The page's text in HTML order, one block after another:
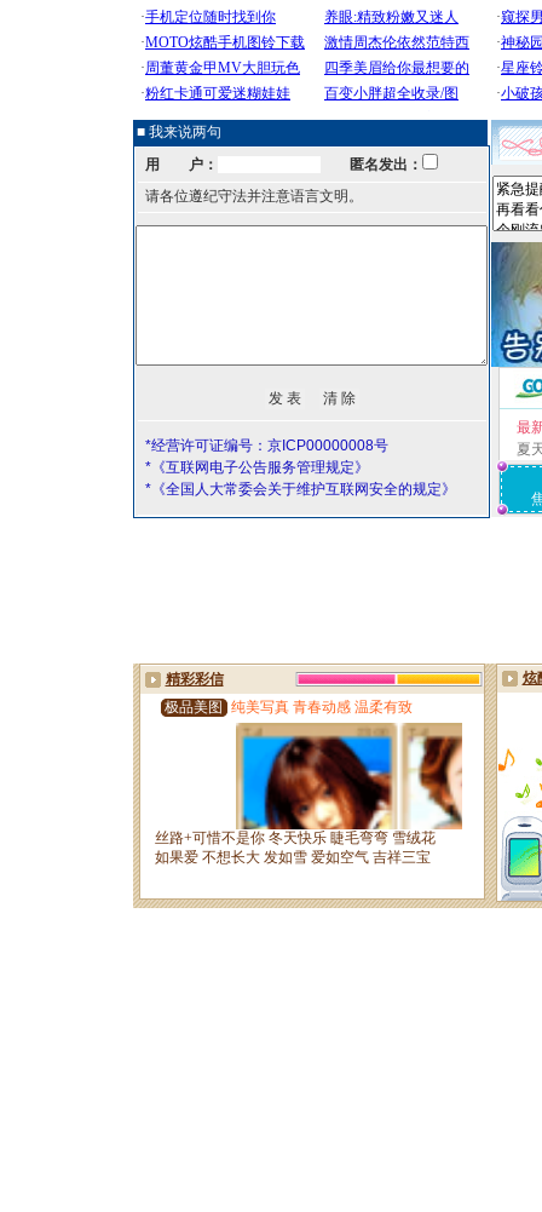
■ 我来说两句
用 户：
匿名发出：
请各位遵纪守法并注意语言文明。
*经营许可证编号：京ICP00000008号
*《互联网电子公告服务管理规定》
*《全国人大常委会关于维护互联网安全的规定》
最
夏